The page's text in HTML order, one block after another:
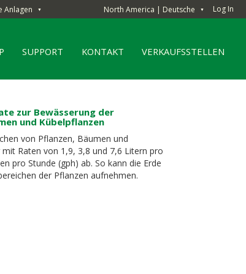
Anlagen ▼ North America | Deutsche ▼ Log In
SUPPORT KONTAKT VERKAUFSSTELLEN
zur Bewässerung der
und Kübelpflanzen
von Pflanzen, Bäumen und
Raten von 1,9, 3,8 und 7,6 Litern pro
pro Stunde (gph) ab. So kann die Erde
der Pflanzen aufnehmen.